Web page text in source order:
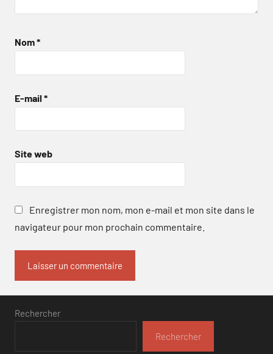
Nom*
E-mail *
Site web
Enregistrer mon nom, mon e-mail et mon site dans le
navigateur pour mon prochain commentaire.
Rechercher
Rechercher